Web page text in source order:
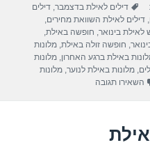
e
תגיות
דילים לאילת בדצמבר ,דילים
,דילים לאילת השוואת מחירים
לאילת בינואר חופשה באילת
חופשה זולה באילת ,מלונות
באילת ברגע האחרון ,מלונות
,מלונות באילת לנוער ,מלונות
השאירו תגובה